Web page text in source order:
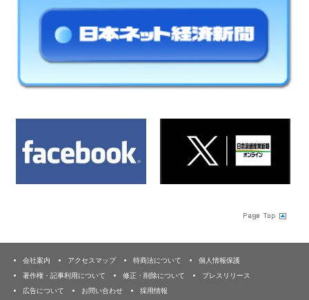
会社案内 アクセスマップ 特商法について
個人情報保護
著作権・記事利用について
修正・削除について
プレスリリース
広告について
お問い合わせ 採用情報